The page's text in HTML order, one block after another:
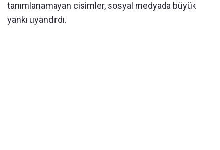
tanımlanamayan cisimler, sosyal medyada büyük
yankı uyandırdı.